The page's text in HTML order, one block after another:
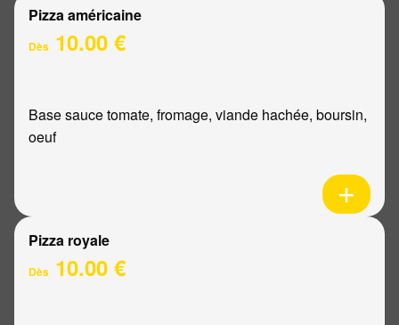
Pizza américaine
Dès 10.00 €
Base sauce tomate, fromage, viande hachée, boursin,
oeuf
Pizza royale
Dès 10.00 €